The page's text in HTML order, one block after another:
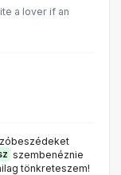
a lover if an
szembenéznie
tönkreteszem!